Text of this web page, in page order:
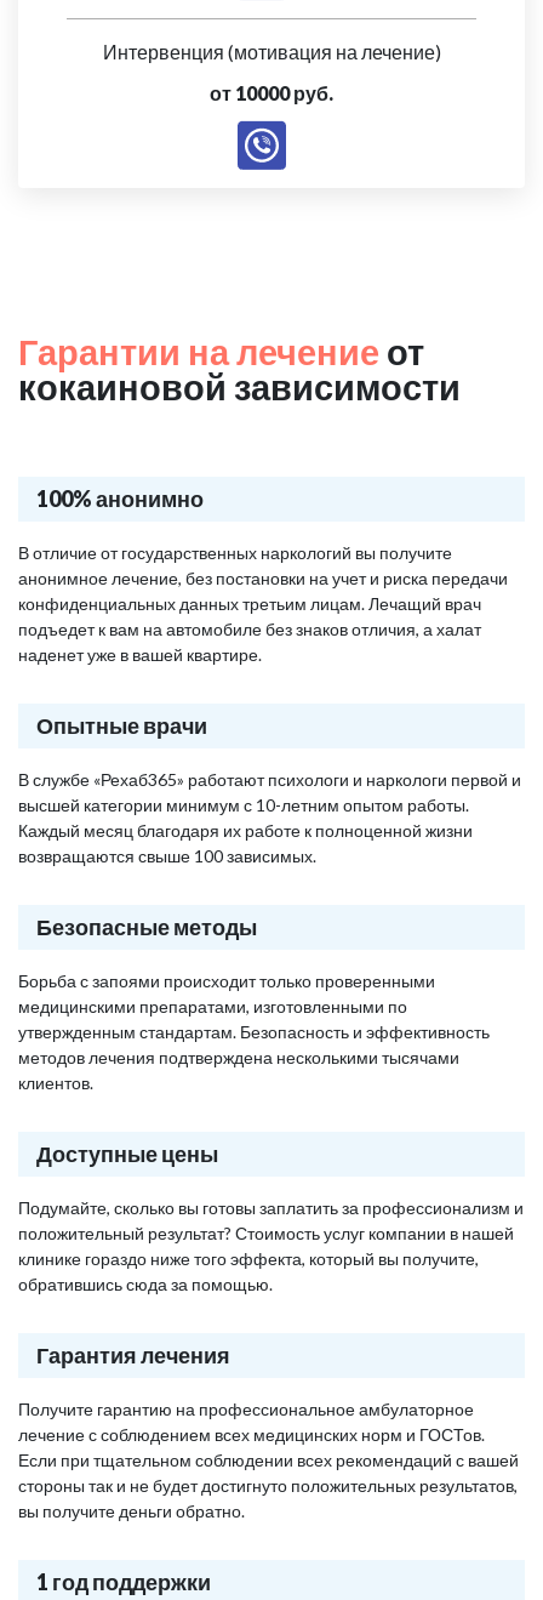
Интервенция (мотивация на лечение)
от 10000 руб.
Гарантии на лечение от
кокаиновой зависимости
100% анонимно
В отличие от государственных наркологий вы получите
анонимное лечение, без постановки на учет и риска передачи
конфиденциальных данных третьим лицам. Лечащий врач
подъедет к вам на автомобиле без знаков отличия, а халат
наденет уже в вашей квартире.
Опытные врачи
В службе «Рехаб365» работают психологи и наркологи первой и
высшей категории минимум с 10-летним опытом работы.
Каждый месяц благодаря их работе к полноценной жизни
возвращаются свыше 100 зависимых.
Безопасные методы
Борьба с запоями происходит только проверенными
медицинскими препаратами, изготовленными по
утвержденным стандартам. Безопасность и эффективность
методов лечения подтверждена несколькими тысячами
клиентов.
Доступные цены
Подумайте, сколько вы готовы заплатить за профессионализм и
положительный результат? Стоимость услуг компании в нашей
клинике гораздо ниже того эффекта, который вы получите,
обратившись сюда за помощью.
Гарантия лечения
Получите гарантию на профессиональное амбулаторное
лечение с соблюдением всех медицинских норм и ГОСТов.
Если при тщательном соблюдении всех рекомендаций с вашей
стороны так и не будет достигнуто положительных результатов,
вы получите деньги обратно.
1 год поддержки